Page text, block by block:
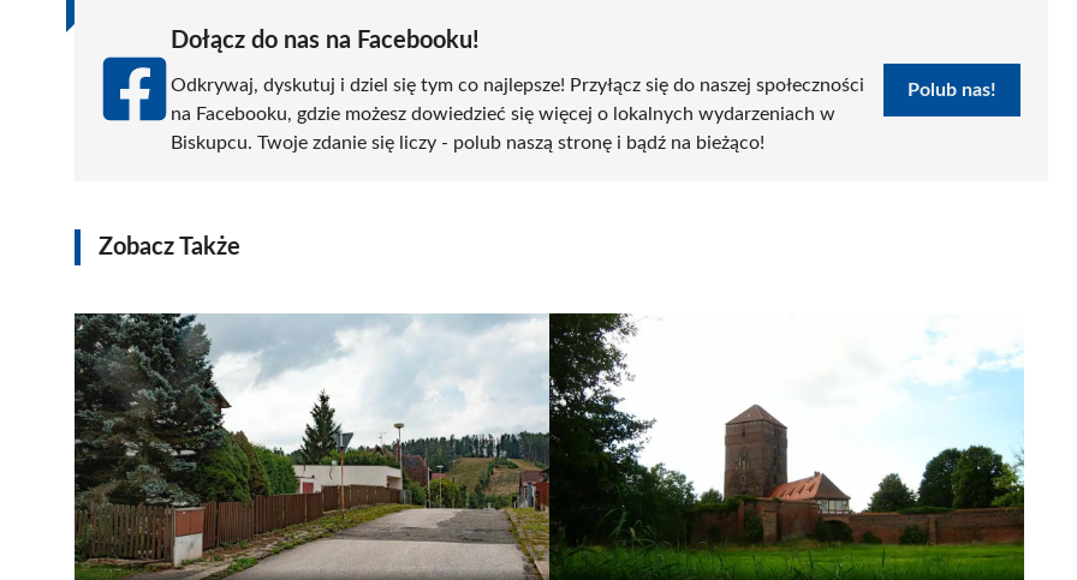
Dołącz do nas na Facebooku!
Odkrywaj, dyskutuj i dziel się tym co najlepsze! Przyłącz się do naszej społeczności
na Facebooku, gdzie możesz dowiedzieć się więcej o lokalnych wydarzeniach w
Biskupcu. Twoje zdanie się liczy - polub naszą stronę i bądź na bieżąco!
Polub nas!
Zobacz Także